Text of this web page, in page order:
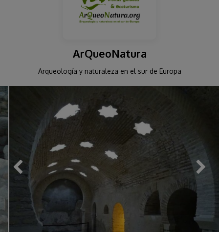
ArQueoNatura
Arqueología y naturaleza en el sur de Europa